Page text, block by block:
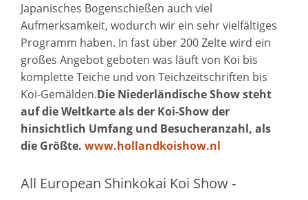
Japanisches Bogenschießen auch viel
Aufmerksamkeit, wodurch wir ein sehr vielfältiges
Programm haben. In fast über 200 Zelte wird ein
großes Angebot geboten was läuft von Koi bis
komplette Teiche und von Teichzeitschriften bis
Koi-Gemälden.Die Niederländische Show steht
auf die Weltkarte als der Koi-Show der
hinsichtlich Umfang und Besucheranzahl, als
die Größte. www.hollandkoishow.nl
All European Shinkokai Koi Show -